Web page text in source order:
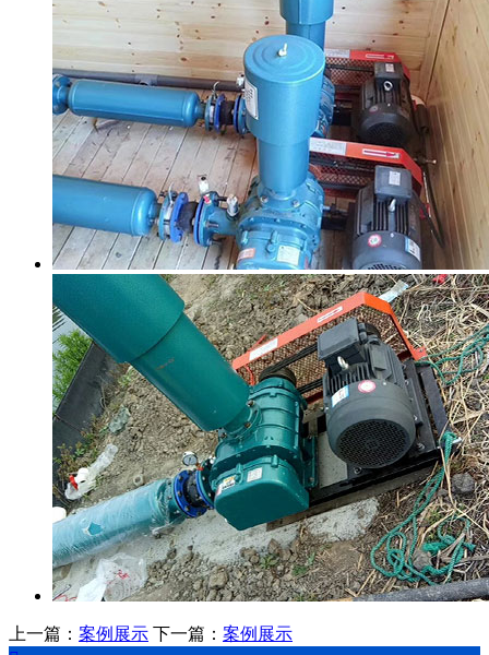
上一篇： 案例展示 下一篇： 案例展示